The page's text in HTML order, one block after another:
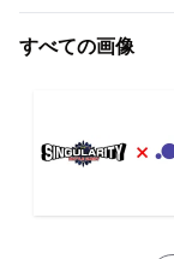
すべての画像